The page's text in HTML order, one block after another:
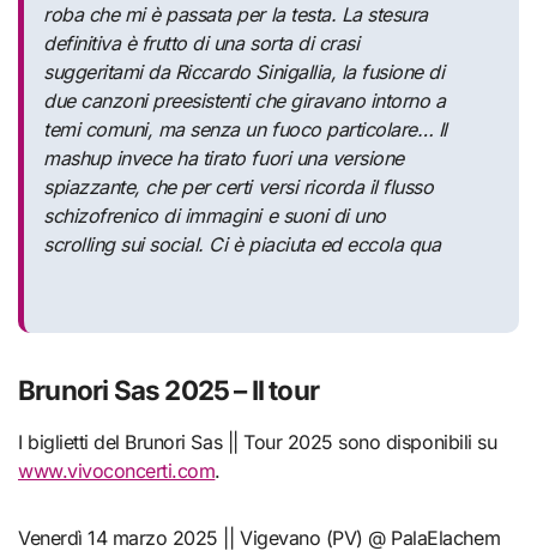
roba che mi è passata per la testa. La stesura
definitiva è frutto di una sorta di crasi
suggeritami da Riccardo Sinigallia, la fusione di
due canzoni preesistenti che giravano intorno a
temi comuni, ma senza un fuoco particolare… Il
mashup invece ha tirato fuori una versione
spiazzante, che per certi versi ricorda il flusso
schizofrenico di immagini e suoni di uno
scrolling sui social. Ci è piaciuta ed eccola qua
Brunori Sas 2025 – Il tour
I biglietti del Brunori Sas || Tour 2025 sono disponibili su
www.vivoconcerti.com.
Venerdì 14 marzo 2025 || Vigevano (PV) @ PalaElachem